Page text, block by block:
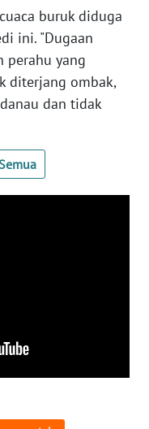
buruk diduga
ini. "Dugaan
perahu yang
diterjang ombak,
dan tidak